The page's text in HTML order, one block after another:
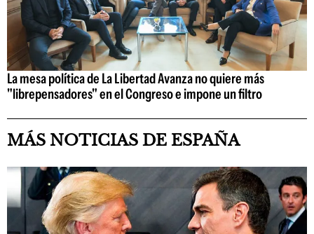
La mesa política de La Libertad Avanza no quiere más
"librepensadores" en el Congreso e impone un filtro
MÁS NOTICIAS DE ESPAÑA